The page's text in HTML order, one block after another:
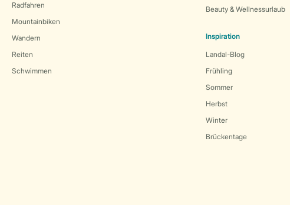
Radfahren
Mountainbiken
Wandern
Reiten
Schwimmen
Beauty & Wellnessurlaub
Inspiration
Landal-Blog
Frühling
Sommer
Herbst
Winter
Brückentage